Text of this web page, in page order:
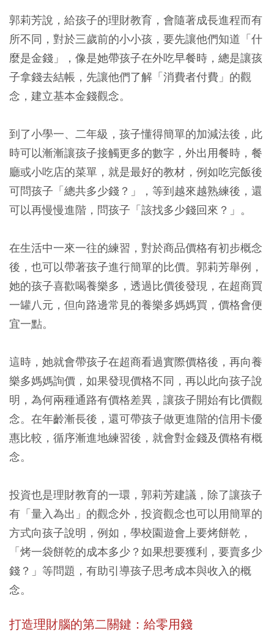
郭莉芳說，給孩子的理財教育，會隨著成長進程而有
所不同，對於三歲前的小小孩，要先讓他們知道「什
麼是金錢」，像是她帶孩子在外吃早餐時，總是讓孩
子拿錢去結帳，先讓他們了解「消費者付費」的觀
念，建立基本金錢觀念。
到了小學一、二年級，孩子懂得簡單的加減法後，此
時可以漸漸讓孩子接觸更多的數字，外出用餐時，餐
廳或小吃店的菜單，就是最好的教材，例如吃完飯後
可問孩子「總共多少錢？」，等到越來越熟練後，還
可以再慢慢進階，問孩子「該找多少錢回來？」。
在生活中一來一往的練習，對於商品價格有初步概念
後，也可以帶著孩子進行簡單的比價。郭莉芳舉例，
她的孩子喜歡喝養樂多，透過比價後發現，在超商買
一罐八元，但向路邊常見的養樂多媽媽買，價格會便
宜一點。
這時，她就會帶孩子在超商看過實際價格後，再向養
樂多媽媽詢價，如果發現價格不同，再以此向孩子說
明，為何兩種通路有價格差異，讓孩子開始有比價觀
念。在年齡漸長後，還可帶孩子做更進階的信用卡優
惠比較，循序漸進地練習後，就會對金錢及價格有概
念。
投資也是理財教育的一環，郭莉芳建議，除了讓孩子
有「量入為出」的觀念外，投資觀念也可以用簡單的
方式向孩子說明，例如，學校園遊會上要烤餅乾，
「烤一袋餅乾的成本多少？如果想要獲利，要賣多少
錢？」等問題，有助引導孩子思考成本與收入的概
念。
打造理財腦的第二關鍵：給零用錢